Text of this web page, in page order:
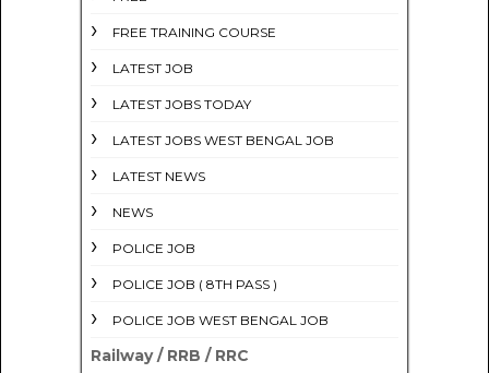
FREE TRAINING COURSE
LATEST JOB
LATEST JOBS TODAY
LATEST JOBS WEST BENGAL JOB
LATEST NEWS
NEWS
POLICE JOB
POLICE JOB ( 8TH PASS )
POLICE JOB WEST BENGAL JOB
Railway / RRB / RRC